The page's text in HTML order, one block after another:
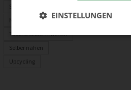
Stofflexikon
Nählexikon
Tasche selber machen
Selber nähen
Upcycling
EINSTELLUNGEN